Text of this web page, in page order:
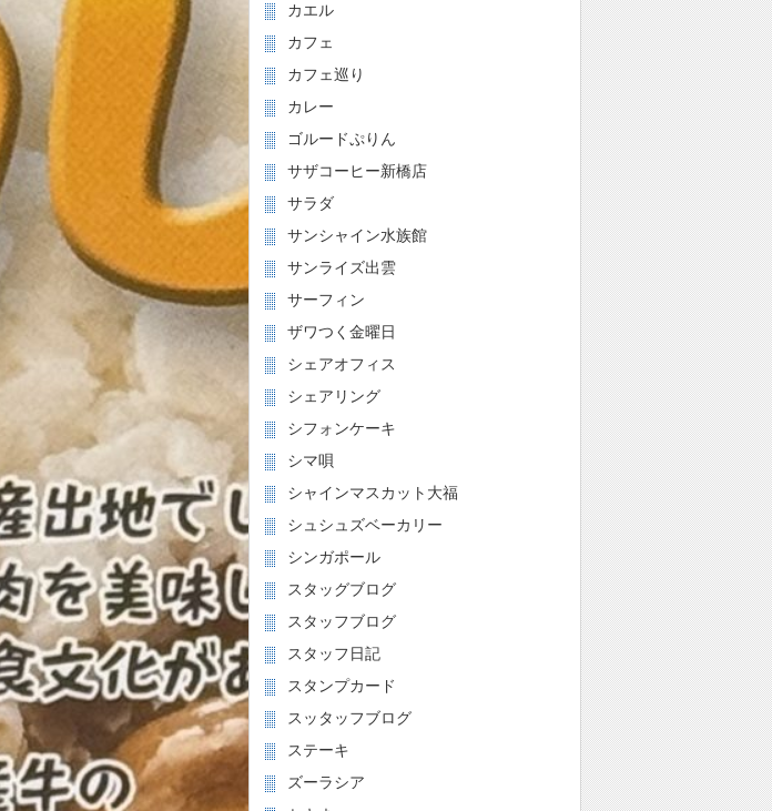
カエル
カフェ
カフェ巡り
カレー
ゴルードぷりん
サザコーヒー新橋店
サラダ
サンシャイン水族館
サンライズ出雲
サーフィン
ザワつく金曜日
シェアオフィス
シェアリング
シフォンケーキ
シマ唄
シャインマスカット大福
シュシュズベーカリー
シンガポール
スタッグブログ
スタッフブログ
スタッフ日記
スタンプカード
スッタッフブログ
ステーキ
ズーラシア